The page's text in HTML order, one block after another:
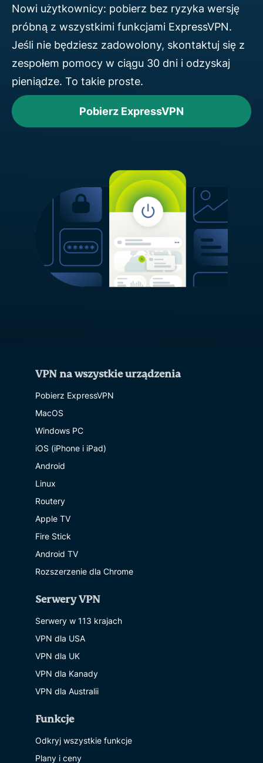
Nowi użytkownicy: pobierz bez ryzyka wersję
próbną z wszystkimi funkcjami ExpressVPN.
Jeśli nie będziesz zadowolony, skontaktuj się z
zespołem pomocy w ciągu 30 dni i odzyskaj
pieniądze. To takie proste.
Pobierz ExpressVPN
VPN na wszystkie urządzenia
Pobierz ExpressVPN
MacOS
Windows PC
iOS (iPhone i iPad)
Android
Linux
Routery
Apple TV
Fire Stick
Android TV
Rozszerzenie dla Chrome
Serwery VPN
Serwery w 113 krajach
VPN dla USA
VPN dla UK
VPN dla Kanady
VPN dla Australii
Funkcje
Odkryj wszystkie funkcje
Plany i ceny